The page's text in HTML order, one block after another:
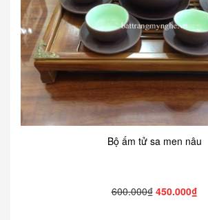
Bộ ấm tử sa men nâu
600.000₫ 450.000₫